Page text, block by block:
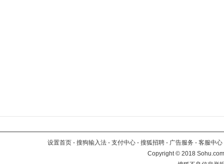
设置首页 - 搜狗输入法 - 支付中心 - 搜狐招聘 - 广告服务 - 客服中心
Copyright©2018